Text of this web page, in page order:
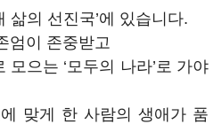
삶의 선진국’에 있습니다.
엄이 존중받고
으는 ‘모두의 나라’로 가야
맞게 한 사람의 생애가 품